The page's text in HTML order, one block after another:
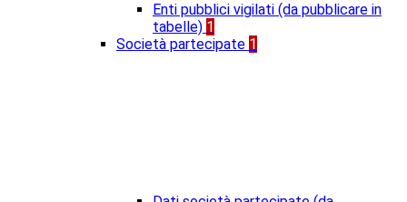
Enti pubblici vigilati (da pubblicare in
tabelle) 1
Società partecipate 1